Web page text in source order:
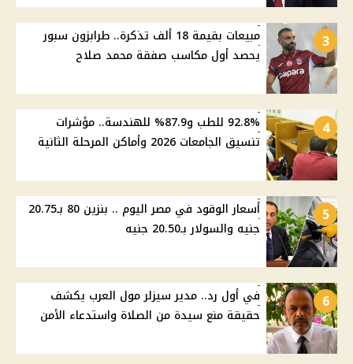
3
مبيعات بقيمة 18 ألف تذكرة.. طرابزون سبور
يحصد أول مكاسب صفقة محمد صلاح
4
92.8% للطب و87.9% للهندسة.. مؤشرات
تنسيق الجامعات 2026 وأماكن المرحلة الثانية
5
أسعار الوقود في مصر اليوم .. بنزين 80 بـ20.75
جنيه والسولار بـ20.50 جنيه
6
في أول رد.. مدير سيزلر مول العرب يكشف
حقيقة منع سيدة من الصلاة واستدعاء الأمن